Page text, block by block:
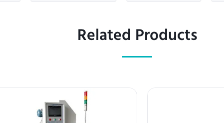
Related Products